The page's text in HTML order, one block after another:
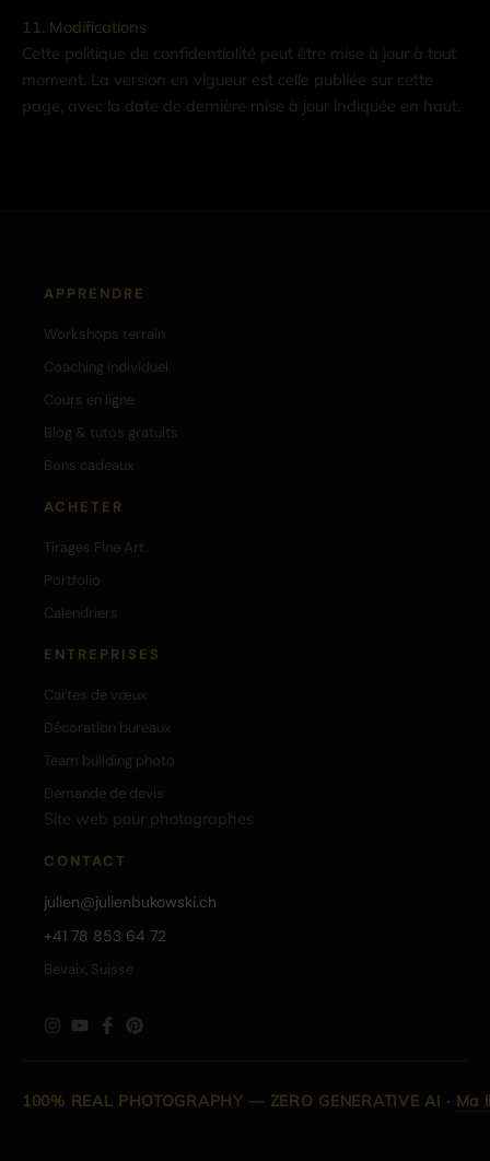
11. Modifications
Cette politique de confidentialité peut être mise à jour à tout
moment. La version en vigueur est celle publiée sur cette
page, avec la date de dernière mise à jour indiquée en haut.
APPRENDRE
Workshops terrain
Coaching individuel
Cours en ligne
Blog & tutos gratuits
Bons cadeaux
ACHETER
Tirages Fine Art
Portfolio
Calendriers
ENTREPRISES
Cartes de vœux
Décoration bureaux
Team building photo
Demande de devis
Site web pour photographes
CONTACT
julien@julienbukowski.ch
+41 78 853 64 72
Bevaix, Suisse
100% REAL PHOTOGRAPHY — ZERO GENERATIVE AI · Ma